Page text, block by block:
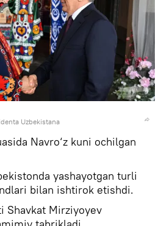
Uzbekistana
Navro‘z kuni ochilgan
yashayotgan turli
bilan ishtirok etishdi.
Shavkat Mirziyoyev